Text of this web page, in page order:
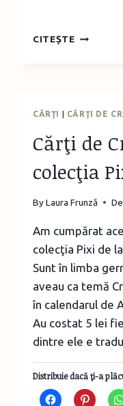
CITEȘTE
ŞI
NASTURI
COLORAŢI
CĂRŢI CĂRŢI DE
Cărţi de
colecţia
ByLaura Frunză
Am cumpărat
colecţia Pixi de
Sunt în limba
aveau ca temă
în calendarul de
Au costat 5 lei
dintre ele e
Distribuie dacă ţi-a